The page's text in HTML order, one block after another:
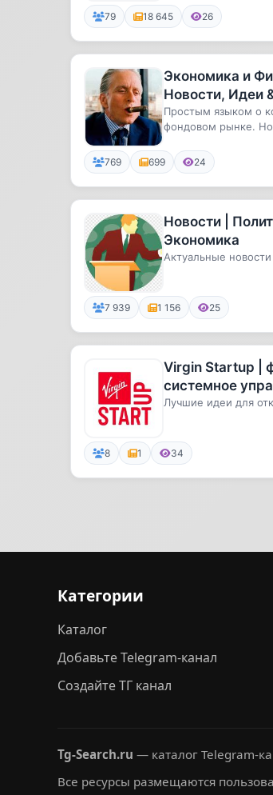
79 18 645 26
Экономика и
Новости, Идеи
Простым языком о
фондовом рынке.
индиви...
769 699 24
Новости |
Экономика
Актуальные
7 939 1 156 25
Virgin Startup |
системное
стартапы,
Лучшие идеи для
8 1 34
Категории
Каталог
Добавьте Telegram-канал
Создайте ТГ канал
Tg-Search.ru — каталог Telegram-
Все ресурсы размещаются